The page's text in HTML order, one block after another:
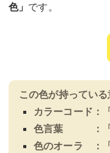
色」 です。
この色が持ってい
カラーコード：
色言葉 ：「人
色のオーラ ：